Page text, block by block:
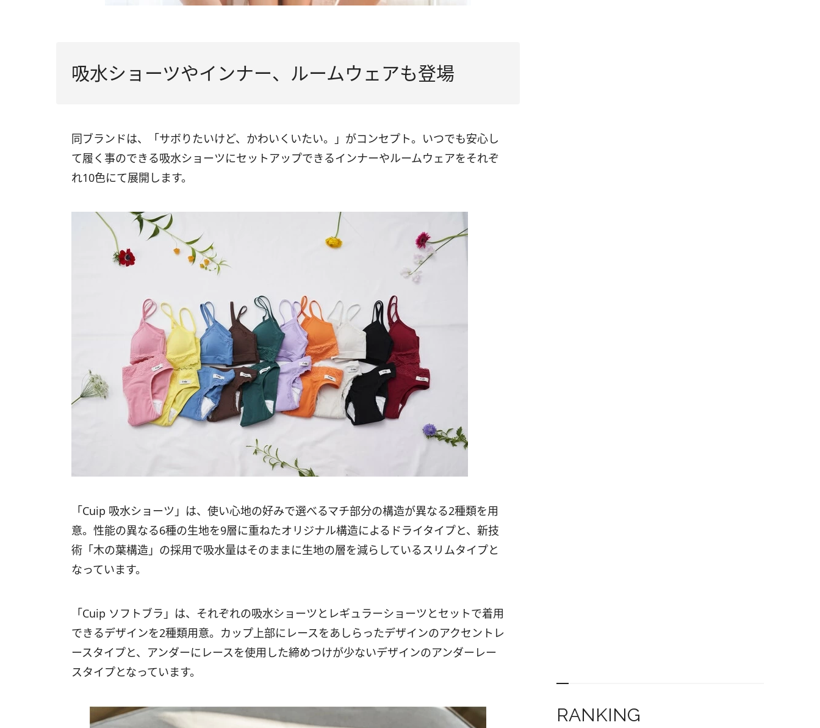
吸水ショーツやインナー、ルームウェアも登場
同ブランドは、「サボりたいけど、かわいくいたい。」がコンセプト。いつでも安心し
て履く事のできる吸水ショーツにセットアップできるインナーやルームウェアをそれぞ
れ10色にて展開します。
「Cuip 吸水ショーツ」は、使い心地の好みで選べるマチ部分の構造が異なる2種類を用
意。性能の異なる6種の生地を9層に重ねたオリジナル構造によるドライタイプと、新技
術「木の葉構造」の採用で吸水量はそのままに生地の層を減らしているスリムタイプと
なっています。
「Cuip ソフトブラ」は、それぞれの吸水ショーツとレギュラーショーツとセットで着用
できるデザインを2種類用意。カップ上部にレースをあしらったデザインのアクセントレ
ースタイプと、アンダーにレースを使用した締めつけが少ないデザインのアンダーレー
スタイプとなっています。
RANKING